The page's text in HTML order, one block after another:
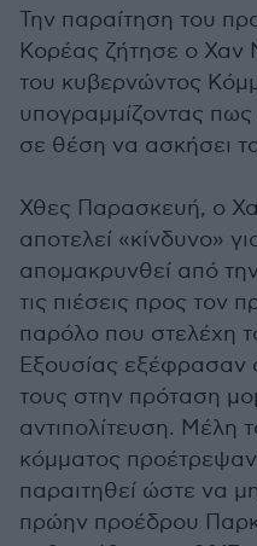
Την παραίτηση του
Κορέας ζήτησε ο Χαν
του κυβερνώντος
υπογραμμίζοντας πως
σε θέση να ασκήσει
Χθες Παρασκευή, ο
αποτελεί «κίνδυνο»
απομακρυνθεί από
τις πιέσεις προς τον
παρόλο που στελέχη
Εξουσίας εξέφρασαν
τους στην πρόταση
αντιπολίτευση. Μέλη
κόμματος
παραιτηθεί ώστε να
πρώην προέδρου Παρκ